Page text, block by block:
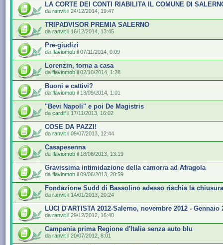
LA CORTE DEI CONTI RIABILITA IL COMUNE DI
da ranvit il 24/12/2014, 19:47
TRIPADVISOR PREMIA SALERNO
da ranvit il 16/12/2014, 13:45
Pre-giudizi
da flaviomob il 07/11/2014, 0:09
Lorenzin, torna a casa
da flaviomob il 02/10/2014, 1:28
Buoni e cattivi?
da flaviomob il 13/09/2014, 1:01
"Bevi Napoli" e poi De Magistris
da cardif il 17/11/2013, 16:02
COSE DA PAZZI!
da ranvit il 09/07/2013, 12:44
Casapesenna
da flaviomob il 18/06/2013, 13:19
Gravissima intimidazione della camorra ad Afragola
da flaviomob il 09/06/2013, 20:59
Fondazione Sudd di Bassolino adesso rischia la chiusura
da ranvit il 14/01/2013, 20:24
LUCI D'ARTISTA 2012-Salerno, novembre 2012 - Gennaio
da ranvit il 29/12/2012, 16:40
Campania prima Regione d'Italia senza auto blu
da ranvit il 20/07/2012, 8:01